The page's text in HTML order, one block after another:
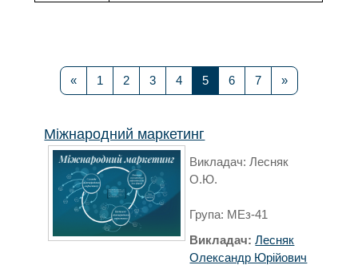
«Попередня сторінка
1 Сторінка 1
2Сторінка 2
3Сторінка 3
4Сторінка 4
5Сторінка 5
6Сторінка 6
7Сторінка 7
»Наступна
Міжнародний маркетинг
Викладач: Лесняк
О.Ю.
Група: МЕз-41
Викладач:Лесняк
Олександр Юрійович